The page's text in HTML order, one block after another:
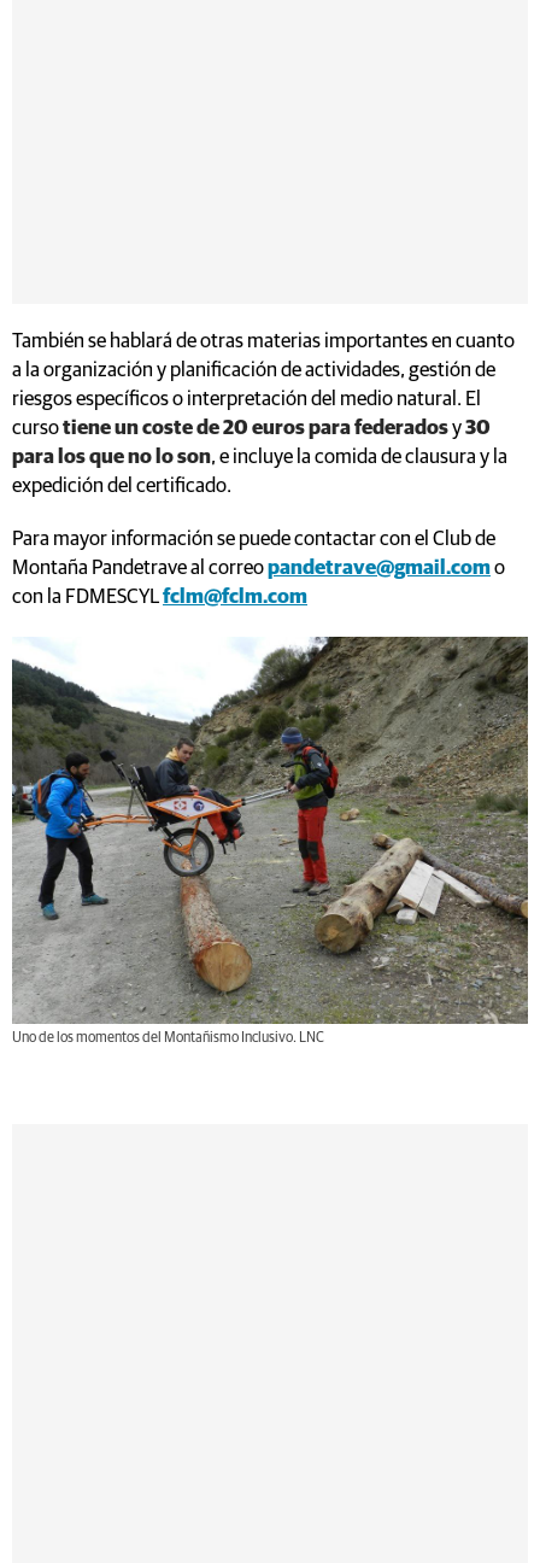
También se hablará de otras materias importantes en cuanto
a la organización y planificación de actividades, gestión de
riesgos específicos o interpretación del medio natural. El
cursotiene un coste de 20 euros para federadosy30
para los que no lo son, e incluye la comida de clausura y la
expedición del certificado.
Para mayor información se puede contactar con el Club de
Montaña Pandetrave al correopandetrave@gmail.como
con la FDMESCYLfclm@fclm.com
Uno de los momentos del Montañismo Inclusivo. LNC